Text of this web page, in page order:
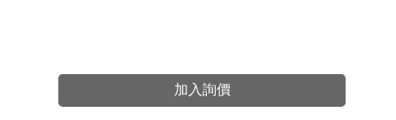
加入詢價